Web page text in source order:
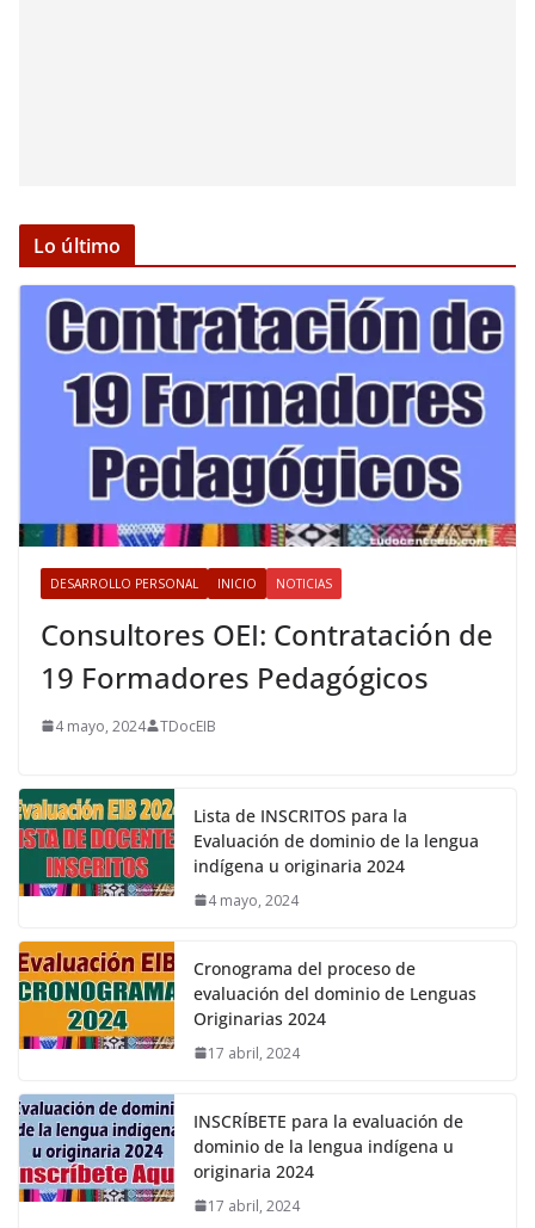
Lo último
DESARROLLO PERSONAL INICIO NOTICIAS
Consultores OEI: Contratación de
19 Formadores Pedagógicos
4 mayo, 2024 TDocEIB
Lista de INSCRITOS para la
Evaluación de dominio de la lengua
indígena u originaria 2024
4 mayo, 2024
Cronograma del proceso de
evaluación del dominio de Lenguas
Originarias 2024
17 abril, 2024
INSCRÍBETE para la evaluación de
dominio de la lengua indígena u
originaria 2024
17 abril, 2024